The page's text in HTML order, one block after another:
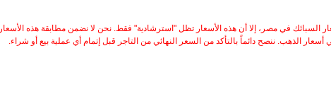
السبائك في مصر، إلا أن هذه الأسعار تظل "استرشادية" فقط. نحن لا نضمن مطابقة هذه الأسعار
الذهب. ننصح دائماً بالتأكد من السعر النهائي من التاجر قبل إتمام أي عملية بيع أو شراء.